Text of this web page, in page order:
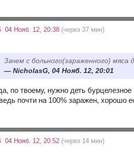
04 Нояб. 12, 20:38 (через 37 мин)
Зачем с больного(зараженного)
NicholasG, 04 Нояб. 12, 20:01
по твоему, нужно деть
почти на 100% заражен, хорошо
04 Нояб. 12, 20:52 (через 14 мин)